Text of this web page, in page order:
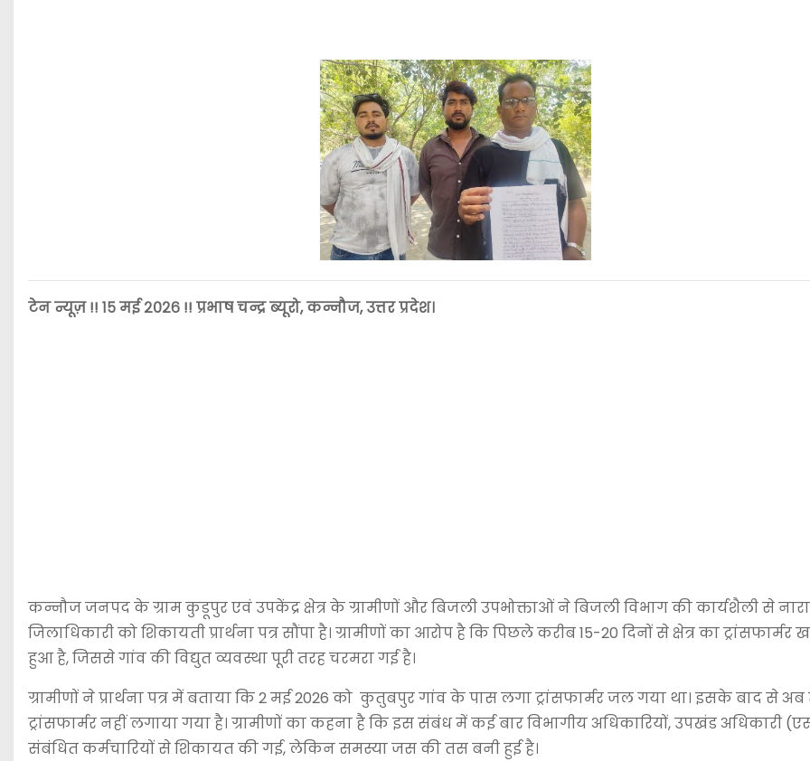
टेन न्यूज़ !! १५ मई २०२६ !! प्रभाष चन्द्र ब्यूरो, कन्नौज, उत्तर प्रदेश।
कन्नौज जनपद के ग्राम कुडूपुर एवं उपकेंद्र क्षेत्र के ग्रामीणों और बिजली उपभोक्ताओं ने बिजली विभाग की कार्यशैली से
जिलाधिकारी को शिकायती प्रार्थना पत्र सौंपा है। ग्रामीणों का आरोप है कि पिछले करीब 15-20 दिनों से क्षेत्र का ट्रांसफार्मर
हुआ है, जिससे गांव की विद्युत व्यवस्था पूरी तरह चरमरा गई है।
ग्रामीणों ने प्रार्थना पत्र में बताया कि 2 मई 2026 को कुतुबपुर गांव के पास लगा ट्रांसफार्मर जल गया था। इसके बाद से
ट्रांसफार्मर नहीं लगाया गया है। ग्रामीणों का कहना है कि इस संबंध में कई बार विभागीय अधिकारियों, उपखंड अधिकारी
संबंधित कर्मचारियों से शिकायत की गई, लेकिन समस्या जस की तस बनी हुई है।